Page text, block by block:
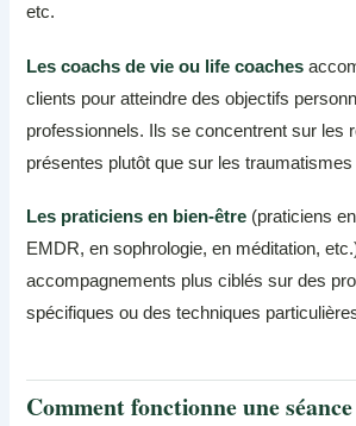
etc.
Les coachs de vie ou life coaches
clients pour atteindre des objectifs
professionnels. Ils se concentrent sur les
présentes plutôt que sur les
Les praticiens en bien-être (praticiens
EMDR, en sophrologie, en méditation,
accompagnements plus ciblés sur des
spécifiques ou des techniques
Comment fonctionne une